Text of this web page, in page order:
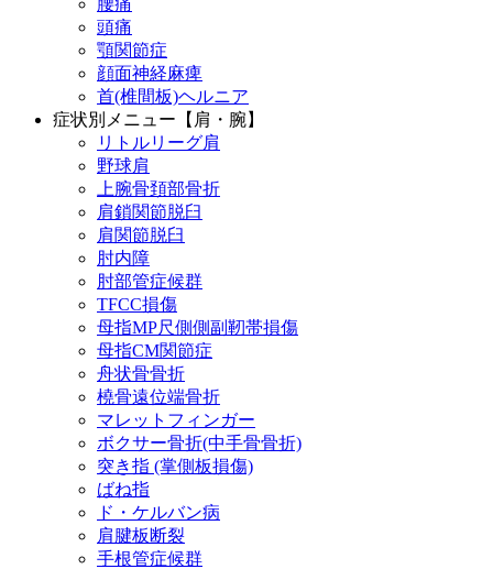
腰痛
頭痛
顎関節症
顔面神経麻痺
首(椎間板)ヘルニア
症状別メニュー【肩・腕】
リトルリーグ肩
野球肩
上腕骨頚部骨折
肩鎖関節脱臼
肩関節脱臼
肘内障
肘部管症候群
TFCC損傷
母指MP尺側側副靭帯損傷
母指CM関節症
舟状骨骨折
橈骨遠位端骨折
マレットフィンガー
ボクサー骨折(中手骨骨折)
突き指 (掌側板損傷)
ばね指
ド・ケルバン病
肩腱板断裂
手根管症候群